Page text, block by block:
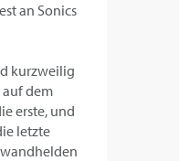
an Sonics
kurzweilig
auf dem
erste, und
letzte